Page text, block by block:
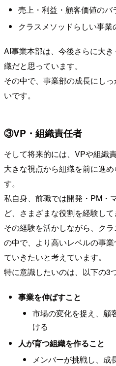
売上・利益・顧客価値のバ
クラスメソッドらしい事業
AI事業本部は、今後さらに大
織だと思っています。
その中で、事業部の成長にし
いです。
③VP・組織責任者
そして将来的には、VPや組織
大きな視点から組織を前に進
す。
私自身、前職では開発・PM・
ど、さまざまな役割を経験して
その経験を活かしながら、ク
の中で、より高いレベルの事
ていきたいと考えています。
特に意識したいのは、以下の3
事業を伸ばすこと
市場の変化を捉え、顧
ける
人が育つ組織を作ること
メンバーが挑戦し、成